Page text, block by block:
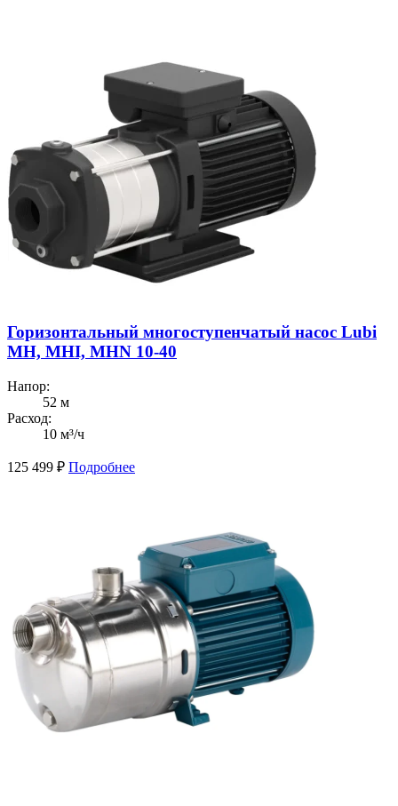
Горизонтальный многоступенчатый насос Lubi
MH, MHI, MHN 10-40
Напор:
52 м
Расход:
10 м³/ч
125 499 ₽ Подробнее